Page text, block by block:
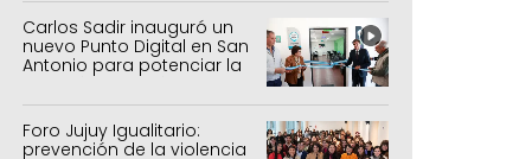
Carlos Sadir inauguró un
nuevo Punto Digital en San
Antonio para potenciar la
inclusión tecnológica
Foro Jujuy Igualitario:
prevención de la violencia